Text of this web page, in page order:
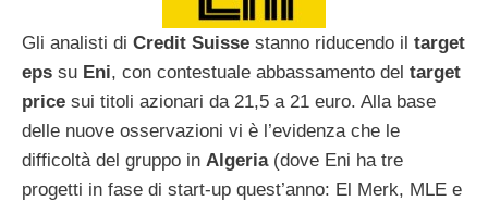
Gli analisti di Credit Suisse stanno riducendo il target
eps su Eni, con contestuale abbassamento del target
price sui titoli azionari da 21,5 a 21 euro. Alla base
delle nuove osservazioni vi è l’evidenza che le
difficoltà del gruppo in Algeria(dove Eni ha tre
progetti in fase di start-up quest’anno: El Merk, MLE e